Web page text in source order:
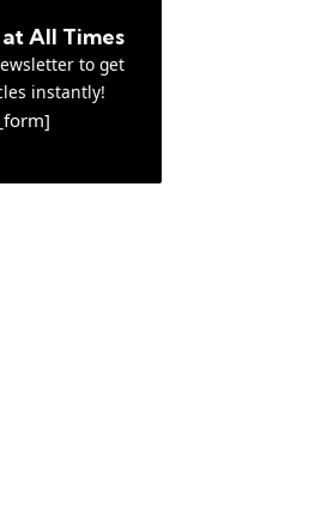
All Times
to get
instantly!